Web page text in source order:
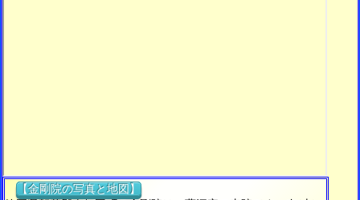
【金剛院の写真と地図】